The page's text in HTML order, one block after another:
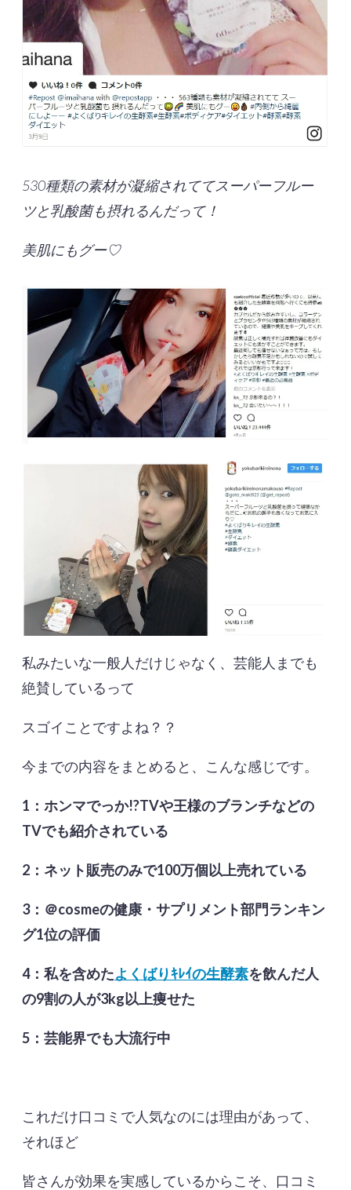
530種類の素材が凝縮されててスーパーフルー
ツと乳酸菌も摂れるんだって！
美肌にもグー♡
私みたいな一般人だけじゃなく、芸能人までも
絶賛しているって
スゴイことですよね？？
今までの内容をまとめると、こんな感じです。
1：ホンマでっか!?TVや王様のブランチなどの
TVでも紹介されている
2：ネット販売のみで100万個以上売れている
3：＠cosmeの健康・サプリメント部門ランキン
グ1位の評価
4：私を含めたよくばりｷﾚｲの生酵素を飲んだ人
の9割の人が3kg以上痩せた
5：芸能界でも大流行中
これだけ口コミで人気なのには理由があって、
それほど
皆さんが効果を実感しているからこそ、口コミ